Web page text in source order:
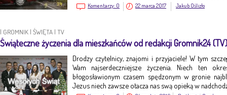
Komentarzy: 0 22 marca 2017 Jakub Oślizło
| GROMNIK | ŚWIĘTA | TV
Świąteczne życzenia dla mieszkańców od redakcji Gromnik24 (TV)
Drodzy czytelnicy, znajomi i przyjaciele! W tym
Wam najserdeczniejsze życzenia. Niech ten
błogosławionym czasem spędzonym w gronie
Jezus niech zawsze otacza nas swą opieką w